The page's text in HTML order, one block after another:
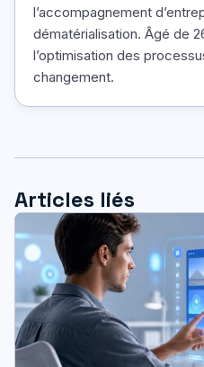
l’accompagnement
dématérialisation. Âgé de
l’optimisation des
changement.
Articles liés